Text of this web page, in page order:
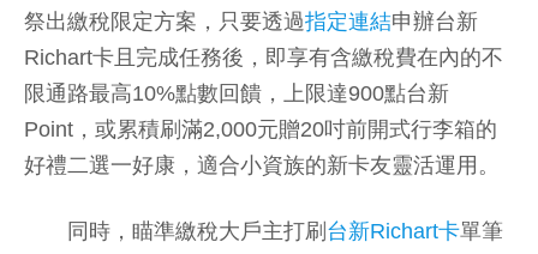
祭出繳稅限定方案，只要透過指定連結申辦台新
Richart卡且完成任務後，即享有含繳稅費在內的不
限通路最高10%點數回饋，上限達900點台新
Point，或累積刷滿2,000元贈20吋前開式行李箱的
好禮二選一好康，適合小資族的新卡友靈活運用。
同時，瞄準繳稅大戶主打刷 台新Richart卡單筆